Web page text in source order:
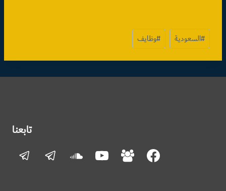
وسوم
المقال:
#السعودية #وظايف
تابعنا